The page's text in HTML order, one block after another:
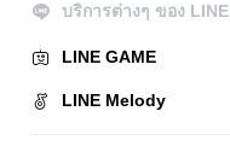
บริการต่างๆ ของ LINE
LINE GAME
LINE Melody